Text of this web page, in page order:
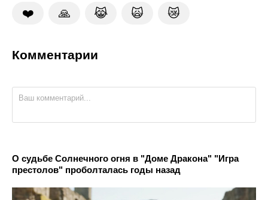
❤️ 🙏 😹 🙀 😿
Комментарии
О судьбе Солнечного огня в "Доме Дракона" "Игра
престолов" проболталась годы назад